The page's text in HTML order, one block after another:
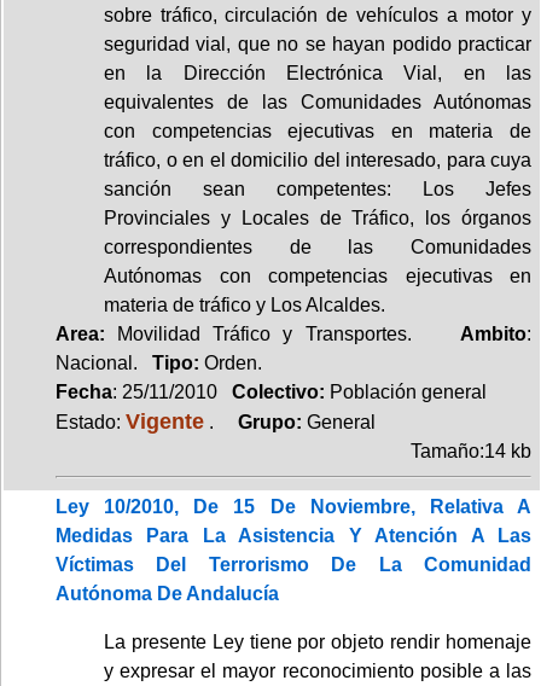
sobre tráfico, circulación de vehículos a motor y
seguridad vial, que no se hayan podido practicar
en la Dirección Electrónica Vial, en las
equivalentes de las Comunidades Autónomas
con competencias ejecutivas en materia de
tráfico, o en el domicilio del interesado, para cuya
sanción sean competentes: Los Jefes
Provinciales y Locales de Tráfico, los órganos
correspondientes de las Comunidades
Autónomas con competencias ejecutivas en
materia de tráfico y Los Alcaldes.
Area: Movilidad Tráfico y Transportes. Ambito:
Nacional. Tipo: Orden.
Fecha: 25/11/2010 Colectivo: Población general
Estado: Vigente . Grupo: General
Tamaño:14 kb
Ley 10/2010, De 15 De Noviembre, Relativa A
Medidas Para La Asistencia Y Atención A Las
Víctimas Del Terrorismo De La Comunidad
Autónoma De Andalucía
La presente Ley tiene por objeto rendir homenaje
y expresar el mayor reconocimiento posible a las